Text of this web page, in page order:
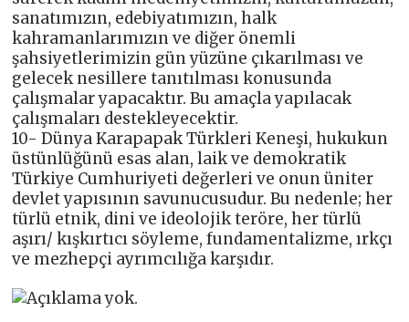
sanatımızın, edebiyatımızın, halk
kahramanlarımızın ve diğer önemli
şahsiyetlerimizin gün yüzüne çıkarılması ve
gelecek nesillere tanıtılması konusunda
çalışmalar yapacaktır. Bu amaçla yapılacak
çalışmaları destekleyecektir.
10- Dünya Karapapak Türkleri Keneşi, hukukun
üstünlüğünü esas alan, laik ve demokratik
Türkiye Cumhuriyeti değerleri ve onun üniter
devlet yapısının savunucusudur. Bu nedenle; her
türlü etnik, dini ve ideolojik teröre, her türlü
aşırı/ kışkırtıcı söyleme, fundamentalizme, ırkçı
ve mezhepçi ayrımcılığa karşıdır.